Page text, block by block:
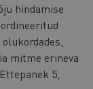
hindamise
mitme erineva
5,